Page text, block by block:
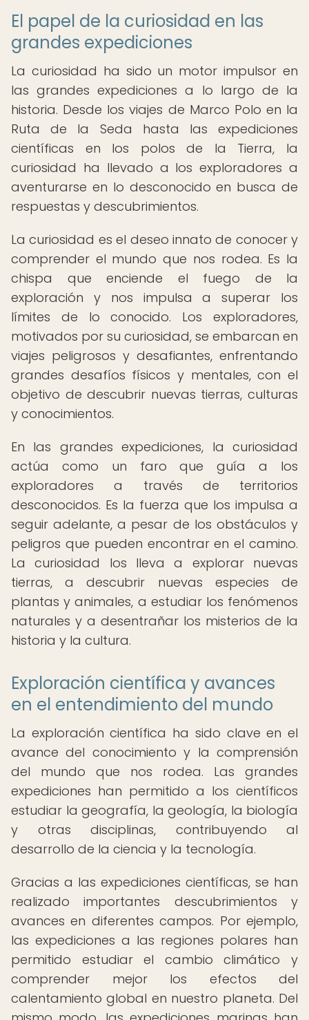
El papel de la curiosidad en las
grandes expediciones
La curiosidad ha sido un motor impulsor en
las grandes expediciones a lo largo de la
historia. Desde los viajes de Marco Polo en la
Ruta de la Seda hasta las expediciones
científicas en los polos de la Tierra, la
curiosidad ha llevado a los exploradores a
aventurarse en lo desconocido en busca de
respuestas y descubrimientos.
La curiosidad es el deseo innato de conocer y
comprender el mundo que nos rodea. Es la
chispa que enciende el fuego de la
exploración y nos impulsa a superar los
límites de lo conocido. Los exploradores,
motivados por su curiosidad, se embarcan en
viajes peligrosos y desafiantes, enfrentando
grandes desafíos físicos y mentales, con el
objetivo de descubrir nuevas tierras, culturas
y conocimientos.
En las grandes expediciones, la curiosidad
actúa como un faro que guía a los
exploradores a través de territorios
desconocidos. Es la fuerza que los impulsa a
seguir adelante, a pesar de los obstáculos y
peligros que pueden encontrar en el camino.
La curiosidad los lleva a explorar nuevas
tierras, a descubrir nuevas especies de
plantas y animales, a estudiar los fenómenos
naturales y a desentrañar los misterios de la
historia y la cultura.
Exploración científica y avances
en el entendimiento del mundo
La exploración científica ha sido clave en el
avance del conocimiento y la comprensión
del mundo que nos rodea. Las grandes
expediciones han permitido a los científicos
estudiar la geografía, la geología, la biología
y otras disciplinas, contribuyendo al
desarrollo de la ciencia y la tecnología.
Gracias a las expediciones científicas, se han
realizado importantes descubrimientos y
avances en diferentes campos. Por ejemplo,
las expediciones a las regiones polares han
permitido estudiar el cambio climático y
comprender mejor los efectos del
calentamiento global en nuestro planeta. Del